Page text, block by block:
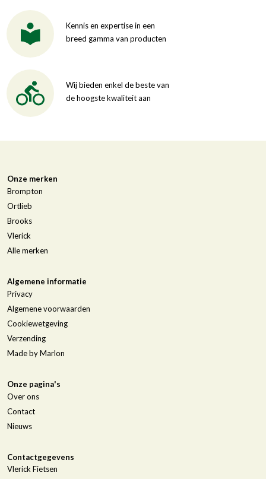
Kennis en expertise in een
breed gamma van producten
Wij bieden enkel de beste van
de hoogste kwaliteit aan
Onze merken
Brompton
Ortlieb
Brooks
Vlerick
Alle merken
Algemene informatie
Privacy
Algemene voorwaarden
Cookiewetgeving
Verzending
Made by Marlon
Onze pagina's
Over ons
Contact
Nieuws
Contactgegevens
Vlerick Fietsen